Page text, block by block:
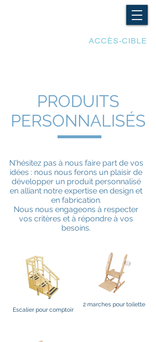
LES ADAPTATIONSACCÈS-CIBLE
PRODUITS
PERSONNALISÉS
N'hésitez pas à nous faire part de vos
idées : nous nous ferons un plaisir de
développer un produit personnalisé
en alliant notre expertise en design et
en fabrication.
Nous nous engageons à respecter
vos critères et à répondre à vos
besoins.
Escalier pour comptoir
2 marches pour toilette